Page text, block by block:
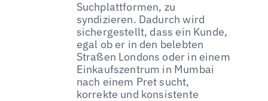
Suchplattformen, zu
syndizieren. Dadurch wird
sichergestellt, dass ein Kunde,
egal ob er in den belebten
Straßen Londons oder in einem
Einkaufszentrum in Mumbai
nach einem Pret sucht,
korrekte und konsistente